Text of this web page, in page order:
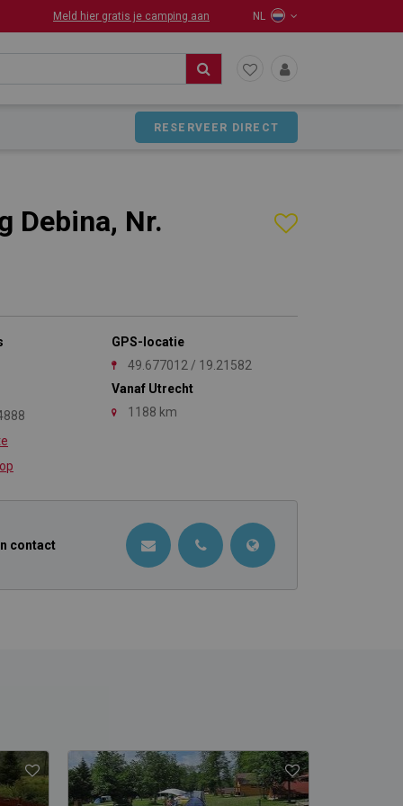
Meld hier gratis je camping aan NL
RESERVEER DIRECT
Debina, Nr.
GPS-locatie
49.677012 / 19.21582
Vanaf Utrecht
1188 km
contact